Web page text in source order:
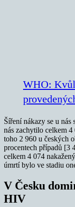
WHO:
Šíření nákazy se u
nás zachytilo celkem
toho 2 960 u českých
procentech případů [3
celkem 4 074
úmrtí bylo ve stadiu
V Česku
HIV